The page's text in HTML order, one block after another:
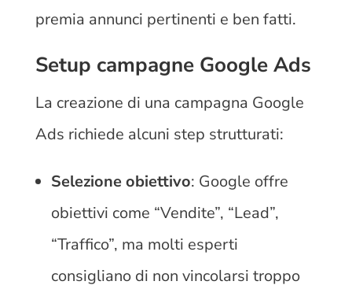
premia annunci pertinenti e ben fatti.
Setup campagne Google Ads
La creazione di una campagna Google
Ads richiede alcuni step strutturati:
Selezione obiettivo: Google offre
obiettivi come “Vendite”, “Lead”,
“Traffico”, ma molti esperti
consigliano di non vincolarsi troppo